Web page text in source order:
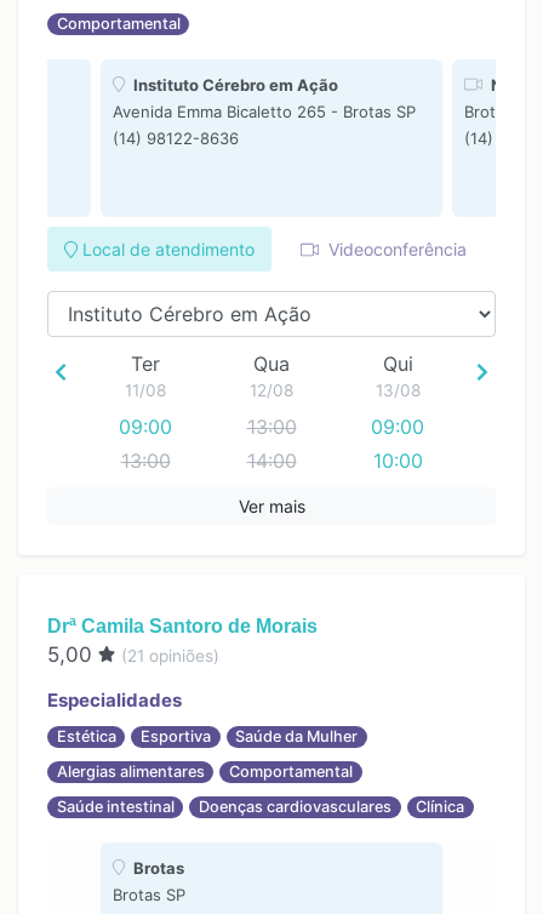
Comportamental
Instituto Cérebro em Ação
Avenida Emma Bicaletto 265 - Brotas SP
(14) 98122-8636
Brotas SP
(14)
Local de atendimento Videoconferência
Ter
11/08
09:00
13:00
Qua
12/08
13:00
14:00
15:00
Qui
13/08
09:00
10:00
Ver mais
Drª Camila Santoro de Morais
5,00 (21 opiniões)
Especialidades
Estética Esportiva
Saúde da Mulher
Alergias alimentares
Comportamental
Saúde intestinal
Doenças cardiovasculares Clínica
Brotas
Brotas SP